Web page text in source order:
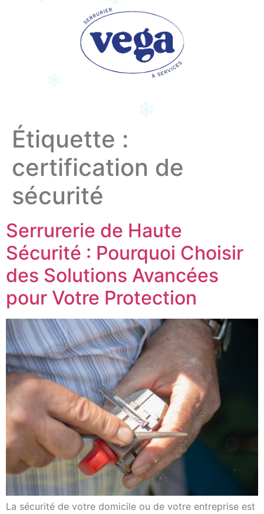
Étiquette :
certification de
sécurité
Serrurerie de Haute
Sécurité : Pourquoi Choisir
des Solutions Avancées
pour Votre Protection
La sécurité de votre domicile ou de votre entreprise est